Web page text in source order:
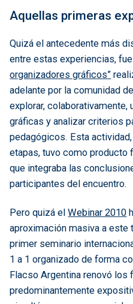
Aquellas primeras
Quizá el antecedente más
entre estas experiencias,
organizadores gráficos”
adelante por la comunidad
explorar, colaborativamente,
gráficas y analizar criterios
pedagógicos. Esta
etapas, tuvo como producto
que integraba las
participantes del encuentro.
Pero quizá elWebinar 2010
aproximación masiva a
primer seminario
1 a 1 organizado de forma
Flacso Argentina renovó los
predominantemente